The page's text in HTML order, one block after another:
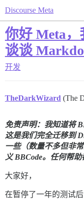
Discourse Meta
你好 Meta
谈谈
开发
TheDarkWizard (The
免责声明：我知道将
这是我们完全迁移到
一些（数量不多但非
义 BBCode。任何帮助
大家好，
在暂停了一年的测试